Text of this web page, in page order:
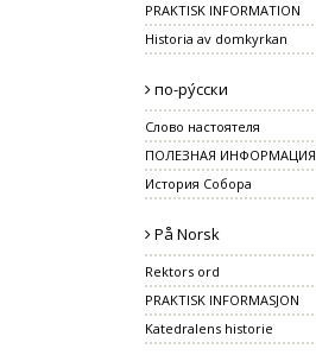
PRAKTISK INFORMATION
Historia av domkyrkan
по-ру́сски
Слово настоятеля
ПОЛЕЗНАЯ ИНФОРМАЦИЯ
История Собора
På Norsk
Rektors ord
PRAKTISK INFORMASJON
Katedralens historie